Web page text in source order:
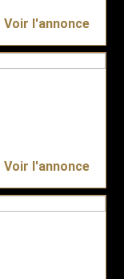
Voir l'annonce
Voir l'annonce